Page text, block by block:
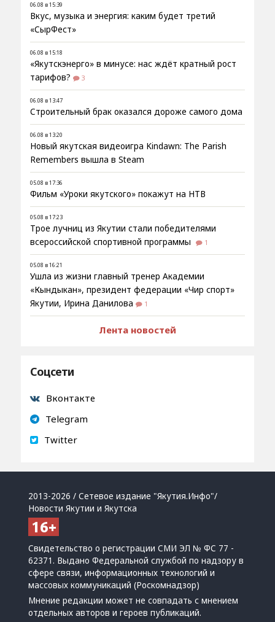
06.08 в 15:39
Вкус, музыка и энергия: каким будет третий
«СырФест»
06.08 в 15:18
«Якутскэнерго» в минусе: нас ждёт кратный рост
тарифов?
3
06.08 в 13:47
Строительный брак оказался дороже самого дома
06.08 в 13:20
Новый якутская видеоигра Kindawn: The Parish
Remembers вышла в Steam
05.08 в 17:36
Фильм «Уроки якутского» покажут на НТВ
05.08 в 17:23
Трое лучниц из Якутии стали победителями
всероссийской спортивной программы
1
05.08 в 16:21
Ушла из жизни главный тренер Академии
«Кындыкан», президент федерации «Чир спорт»
Якутии, Ирина Данилова
1
Лента новостей
Соцсети
Вконтакте
Telegram
Twitter
2013-2026 / Сетевое издание "Якутия.Инфо"/
Новости Якутии и Якутска
Свидетельство о регистрации СМИ ЭЛ № ФС 77 -
62371. Выдано Федеральной службой по надзору в
сфере связи, информационных технологий и
массовых коммуникаций (Роскомнадзор)
Мнение редакции может не совпадать с мнением
отдельных авторов и героев публикаций.